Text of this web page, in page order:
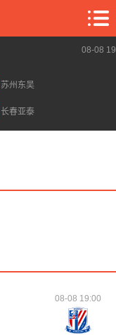
08-08
苏州东吴
长春亚泰
08-08 19:00